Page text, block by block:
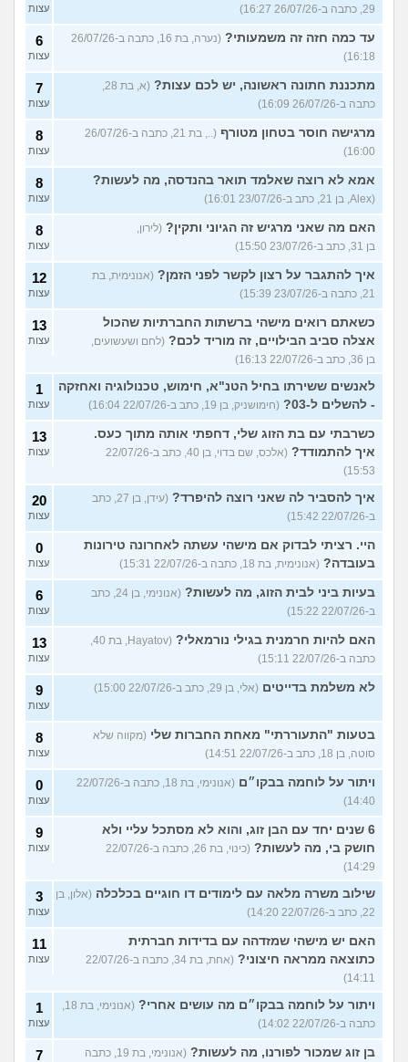
29, כתבה ב-26/07/26 16:27) עצות
עד כמה חזה זה משמעותי?
(נערה, בת 16, כתבה ב-26/07/26
16:18)
6
עצות
מתכננת חתונה ראשונה, יש לכם עצות?
כתבה ב-26/07/26 16:09)
7
עצות
מרגישה חוסר בטחון מטורף
(.., בת 21, כתבה ב-26/07/26
16:00)
8
עצות
אמא לא רוצה שאלמד תואר בהנדסה, מה לעשות?
(Alex, בן 21, כתב ב-23/07/26 16:01)
8
עצות
האם מה שאני מרגיש זה הגיוני ותקין? (לירון,
בן 31, כתב ב-23/07/26 15:50)
8
עצות
איך להתגבר על רצון לקשר לפני הזמן? (אנונימית, בת
21, כתבה ב-23/07/26 15:39)
12
עצות
כשאתם רואים מישהי ברשתות החברתיות שהכול
אצלה סביב הבילויים, זה מוריד לכם? (לחם ושעשועים,
בן 36, כתב ב-22/07/26 16:13)
13
עצות
לאנשים ששירתו בחיל הטנ"א, חימוש, טכנולוגיה ואחזקה
- להשלים ל-03?
(חימושניק, בן 19, כתב ב-22/07/26 16:04)
1
עצות
כשרבתי עם בת הזוג שלי, דחפתי אותה מתוך כעס.
איך להתמודד?
(אלכס, שם בדוי, בן 40, כתב ב-22/07/26
15:53)
13
עצות
איך להסביר לה שאני רוצה להיפרד?
(עידן, בן 27, כתב
ב-22/07/26 15:42)
20
עצות
היי. רציתי לבדוק אם מישהי עשתה לאחרונה טירונות
בעובדה? (אנונימית, בת 18, כתבה ב-22/07/26 15:31)
0
עצות
בעיות ביני לבית הזוג, מה לעשות?
(אנונימי, בן 24, כתב
ב-22/07/26 15:22)
6
עצות
האם להיות חרמנית בגילי נורמאלי?
כתבה ב-22/07/26 15:11)
13
עצות
לא משלמת בדייטים (אלי, בן 29, כתב ב-22/07/26 15:00) 9
עצות
בטעות "התעוררתי" מאחת החברות שלי (מקווה שלא
סוטה, בן 18, כתב ב-22/07/26 14:51)
8
עצות
ויתור על לוחמה בבקו״ם
(אנונימי, בת 18, כתבה ב-22/07/26
14:40)
0
עצות
6 שנים יחד עם הבן זוג, והוא לא מסתכל עליי ולא
חושק בי, מה לעשות?
(כינוי, בת 26, כתבה ב-22/07/26
14:29)
9
עצות
שילוב משרה מלאה עם לימודים דו חוגיים בכלכלה (אלון, בן
22, כתב ב-22/07/26 14:20)
3
עצות
האם יש מישהי שמזדהה עם בדידות חברתית
כתוצאה ממראה חיצוני?
(אחת, בת 34, כתבה ב-22/07/26
14:11)
11
עצות
ויתור על לוחמה בבקו״ם מה עושים אחרי?
כתבה ב-22/07/26 14:02)
1
עצות
בן זוג שמכור לפורנו, מה לעשות?
(אנונימי, בת 19, כתבה
7